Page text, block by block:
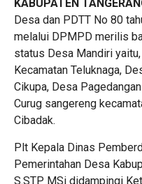
KABUPATEN
Desa dan PDTT No 80
melalui DPMPD merilis
status Desa Mandiri
Kecamatan Teluknaga,
Cikupa, Desa
Curug sangereng
Cibadak.
Plt Kepala Dinas
Pemerintahan Desa
S.STP MSi didampingi